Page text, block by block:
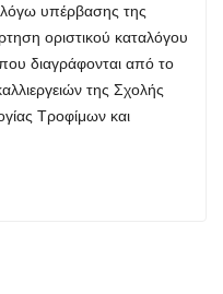
υπέρβασης της
οριστικού καταλόγου
διαγράφονται από το
της Σχολής
Τροφίμων και